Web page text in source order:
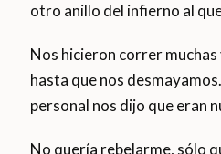
otro anillo del infierno al
Nos hicieron correr
hasta que nos
personal nos dijo que eran
No quería rebelarme, sólo